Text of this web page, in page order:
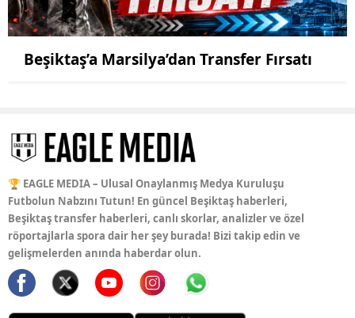
Beşiktaş’a Marsilya’dan Transfer Fırsatı
🏆 EAGLE MEDIA – Ulusal Onaylanmış Medya Kuruluşu
Futbolun Nabzını Tutun! En güncel Beşiktaş haberleri,
Beşiktaş transfer haberleri, canlı skorlar, analizler ve özel
röportajlarla spora dair her şey burada! Bizi takip edin ve
gelişmelerden anında haberdar olun.